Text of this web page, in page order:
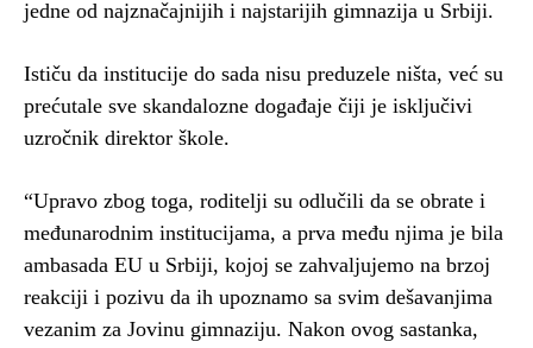
jedne od najznačajnijih i najstarijih gimnazija u Srbiji.
Ističu da institucije do sada nisu preduzele ništa, već su
prećutale sve skandalozne događaje čiji je isključivi
uzročnik direktor škole.
“Upravo zbog toga, roditelji su odlučili da se obrate i
međunarodnim institucijama, a prva među njima je bila
ambasada EU u Srbiji, kojoj se zahvaljujemo na brzoj
reakciji i pozivu da ih upoznamo sa svim dešavanjima
vezanim za Jovinu gimnaziju. Nakon ovog sastanka,